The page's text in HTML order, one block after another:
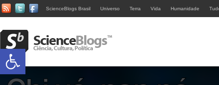
ScienceBlogs Brasil Universo Terra Vida Humanidade
Abrir a barra de ferramentas